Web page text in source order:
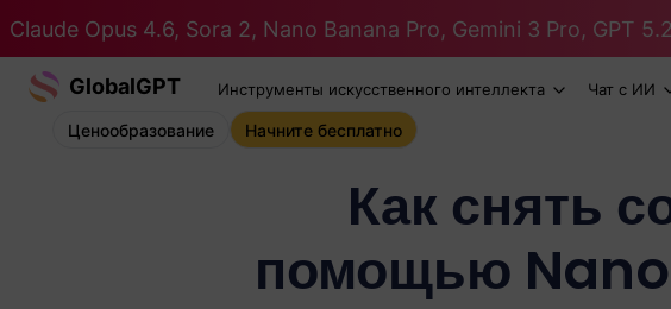
Claude Opus 4.6, Sora 2, Nano Banana Pro, Gemini 3 Pro, GPT
GlobalGPT Инструменты искусственного интеллекта Чат с ИИ
Ценообразование Начните бесплатно
Как снять
помощью